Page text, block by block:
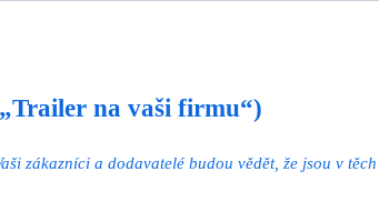
na vaši firmu“)
zákazníci a dodavatelé budou vědět, že jsou v